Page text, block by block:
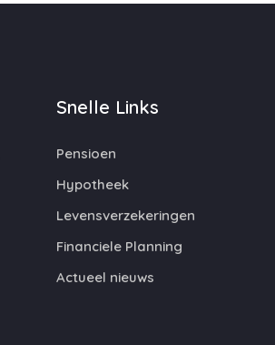
Snelle Links
Pensioen
Hypotheek
Levensverzekeringen
Financiele Planning
Actueel nieuws